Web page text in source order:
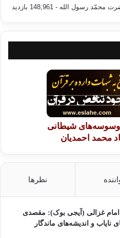
محمّد رسول الله - 148,961 بازدید
وسوسه‌های شیطانی
محمد احمدیان
نظرها
غزالی (آیجی بوک): مقصدی
نایاب و اندیشه‌های ماندگار